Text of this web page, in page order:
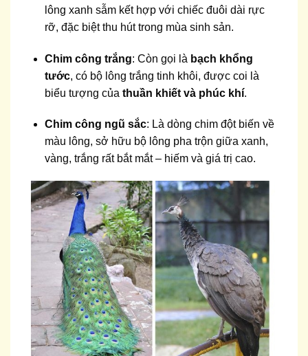
lông xanh sẫm kết hợp với chiếc đuôi dài rực
rỡ, đặc biệt thu hút trong mùa sinh sản.
Chim công trắng: Còn gọi là bạch khổng
tước, có bộ lông trắng tinh khôi, được coi là
biểu tượng củathuần khiết và phúc khí.
Chim công ngũ sắc: Là dòng chim đột biến về
màu lông, sở hữu bộ lông pha trộn giữa xanh,
vàng, trắng rất bắt mắt – hiếm và giá trị cao.